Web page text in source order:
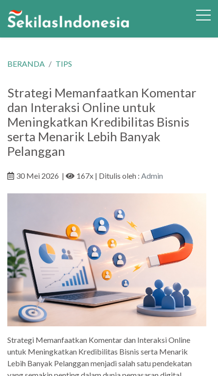
BERANDA TIPS
Strategi Memanfaatkan Komentar
dan Interaksi Online untuk
Meningkatkan Kredibilitas Bisnis
serta Menarik Lebih Banyak
Pelanggan
30 Mei 2026 | 167x | Ditulis oleh : Admin
Strategi Memanfaatkan Komentar dan Interaksi Online
untuk Meningkatkan Kredibilitas Bisnis serta Menarik
Lebih Banyak Pelanggan menjadi salah satu pendekatan